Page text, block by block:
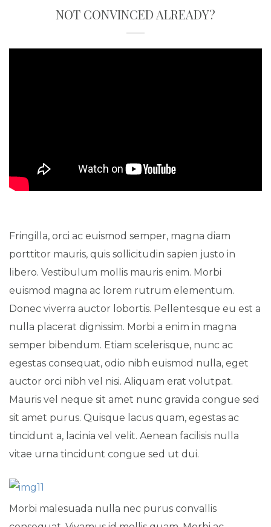
NOT CONVINCED ALREADY?
Fringilla, orci ac euismod semper, magna diam
porttitor mauris, quis sollicitudin sapien justo in
libero. Vestibulum mollis mauris enim. Morbi
euismod magna ac lorem rutrum elementum.
Donec viverra auctor lobortis. Pellentesque eu est a
nulla placerat dignissim. Morbi a enim in magna
semper bibendum. Etiam scelerisque, nunc ac
egestas consequat, odio nibh euismod nulla, eget
auctor orci nibh vel nisi. Aliquam erat volutpat.
Mauris vel neque sit amet nunc gravida congue sed
sit amet purus. Quisque lacus quam, egestas ac
tincidunt a, lacinia vel velit. Aenean facilisis nulla
vitae urna tincidunt congue sed ut dui.
Morbi malesuada nulla nec purus convallis